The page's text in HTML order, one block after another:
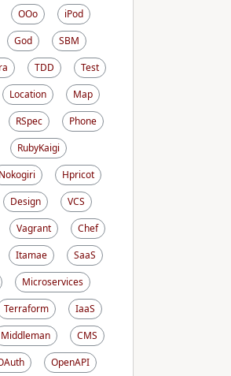
OOo
iPod
God
SBM
TDD
Test
Location
Map
RSpec
Phone
RubyKaigi
Nokogiri
Hpricot
Design
VCS
Vagrant
Chef
Itamae
SaaS
Microservices
Terraform
IaaS
Middleman
CMS
OpenAPI